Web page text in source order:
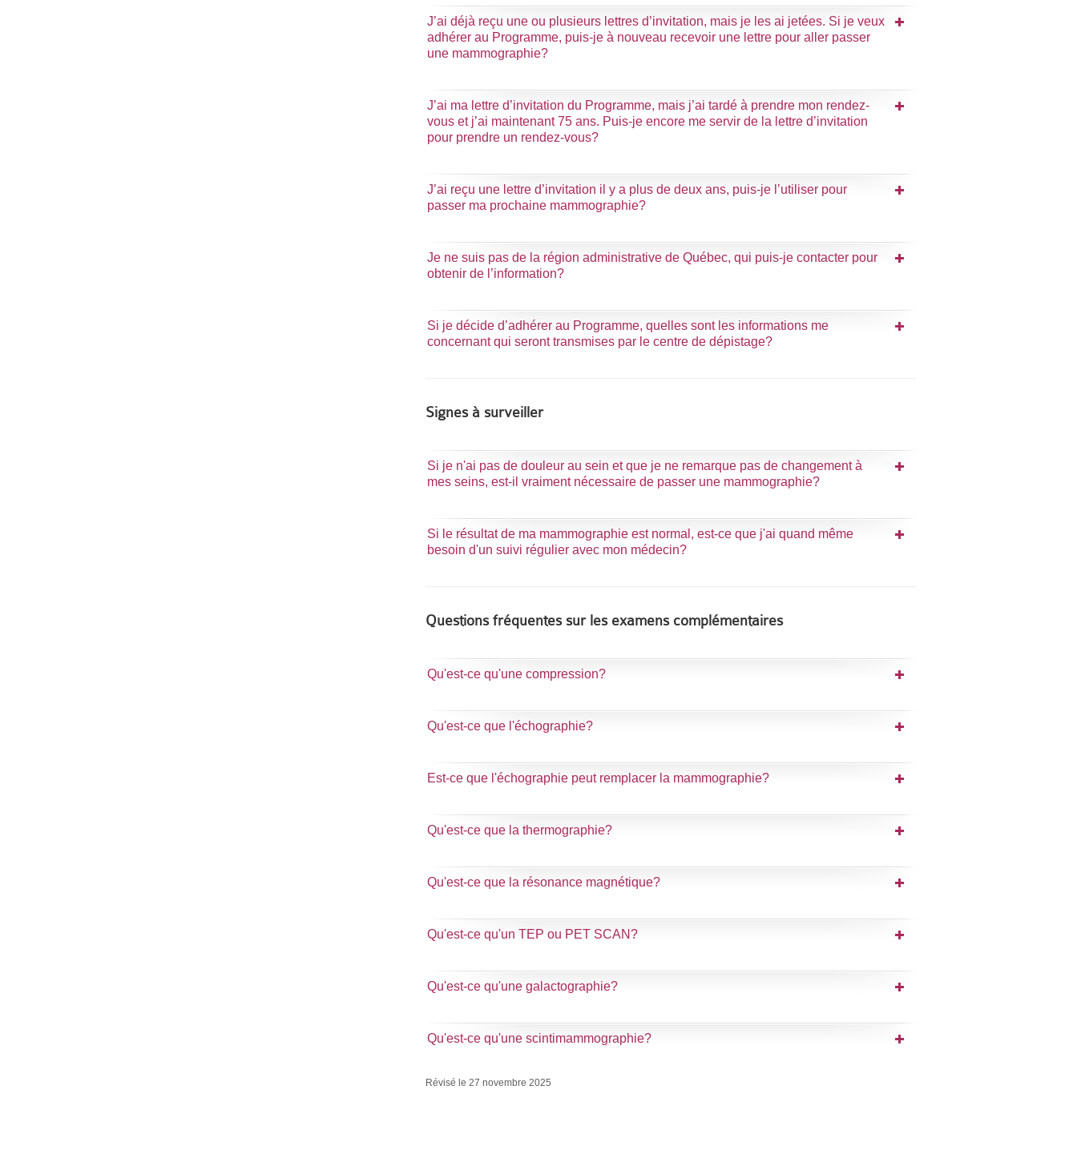
J’ai déjà reçu une ou plusieurs lettres d’invitation, mais je les ai jetées. Si je veux
adhérer au Programme, puis-je à nouveau recevoir une lettre pour aller passer
une mammographie?
J’ai ma lettre d’invitation du Programme, mais j’ai tardé à prendre mon rendez-
vous et j’ai maintenant 75 ans. Puis-je encore me servir de la lettre d’invitation
pour prendre un rendez-vous?
J’ai reçu une lettre d’invitation il y a plus de deux ans, puis-je l’utiliser pour
passer ma prochaine mammographie?
Je ne suis pas de la région administrative de Québec, qui puis-je contacter pour
obtenir de l’information?
Si je décide d’adhérer au Programme, quelles sont les informations me
concernant qui seront transmises par le centre de dépistage?
Signes à surveiller
Si je n'ai pas de douleur au sein et que je ne remarque pas de changement à
mes seins, est-il vraiment nécessaire de passer une mammographie?
Si le résultat de ma mammographie est normal, est-ce que j'ai quand même
besoin d'un suivi régulier avec mon médecin?
Questions fréquentes sur les examens complémentaires
Qu'est-ce qu'une compression?
Qu'est-ce que l'échographie?
Est-ce que l'échographie peut remplacer la mammographie?
Qu'est-ce que la thermographie?
Qu'est-ce que la résonance magnétique?
Qu'est-ce qu'un TEP ou PET SCAN?
Qu'est-ce qu'une galactographie?
Qu'est-ce qu'une scintimammographie?
Révisé le 27 novembre 2025